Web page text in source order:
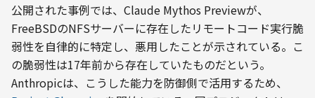
公開された事例では、Claude Mythos Previewが、
FreeBSDのNFSサーバーに存在したリモートコード実行脆
弱性を自律的に特定し、悪用したことが示されている。こ
の脆弱性は17年前から存在していたものだという。
Anthropicは、こうした能力を防御側で活用するため、